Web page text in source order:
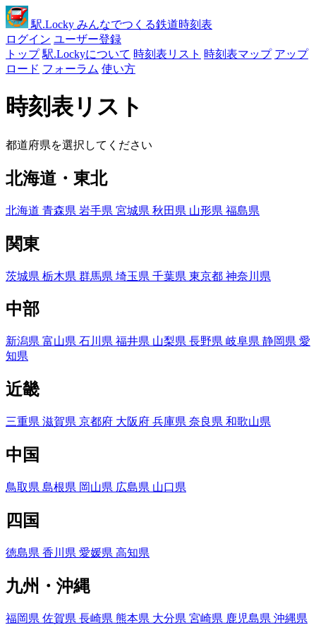
駅.Locky みんなでつくる鉄道時刻表
ログイン ユーザー登録
トップ 駅.Lockyについて 時刻表リスト 時刻表マップ アップ
ロード フォーラム 使い方
時刻表リスト
都道府県を選択してください
北海道・東北
北海道 青森県 岩手県 宮城県 秋田県 山形県 福島県
関東
茨城県 栃木県 群馬県 埼玉県 千葉県 東京都 神奈川県
中部
新潟県 富山県 石川県 福井県 山梨県 長野県 岐阜県 静岡県 愛
知県
近畿
三重県 滋賀県 京都府 大阪府 兵庫県 奈良県 和歌山県
中国
鳥取県 島根県 岡山県 広島県 山口県
四国
徳島県 香川県 愛媛県 高知県
九州・沖縄
福岡県 佐賀県 長崎県 熊本県 大分県 宮崎県 鹿児島県 沖縄県